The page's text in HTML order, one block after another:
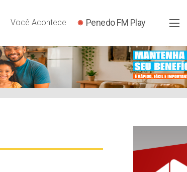
Você Acontece Penedo FM Play